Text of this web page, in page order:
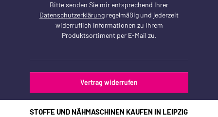
Bitte senden Sie mir entsprechend Ihrer
Datenschutzerklärung regelmäßig und jederzeit
widerruflich Informationen zu Ihrem
Produktsortiment per E-Mail zu.
Vertrag widerrufen
STOFFE UND NÄHMASCHINEN KAUFEN IN LEIPZIG